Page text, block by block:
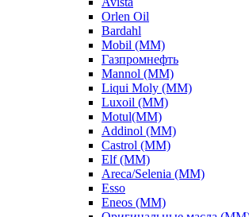
Orlen Oil
Bardahl
Mobil (ММ)
Газпромнефть
Mannol (ММ)
Liqui Moly (ММ)
Luxoil (ММ)
Motul(ММ)
Addinol (ММ)
Castrol (ММ)
Elf (ММ)
Areca/Selenia (ММ)
Esso
Eneos (ММ)